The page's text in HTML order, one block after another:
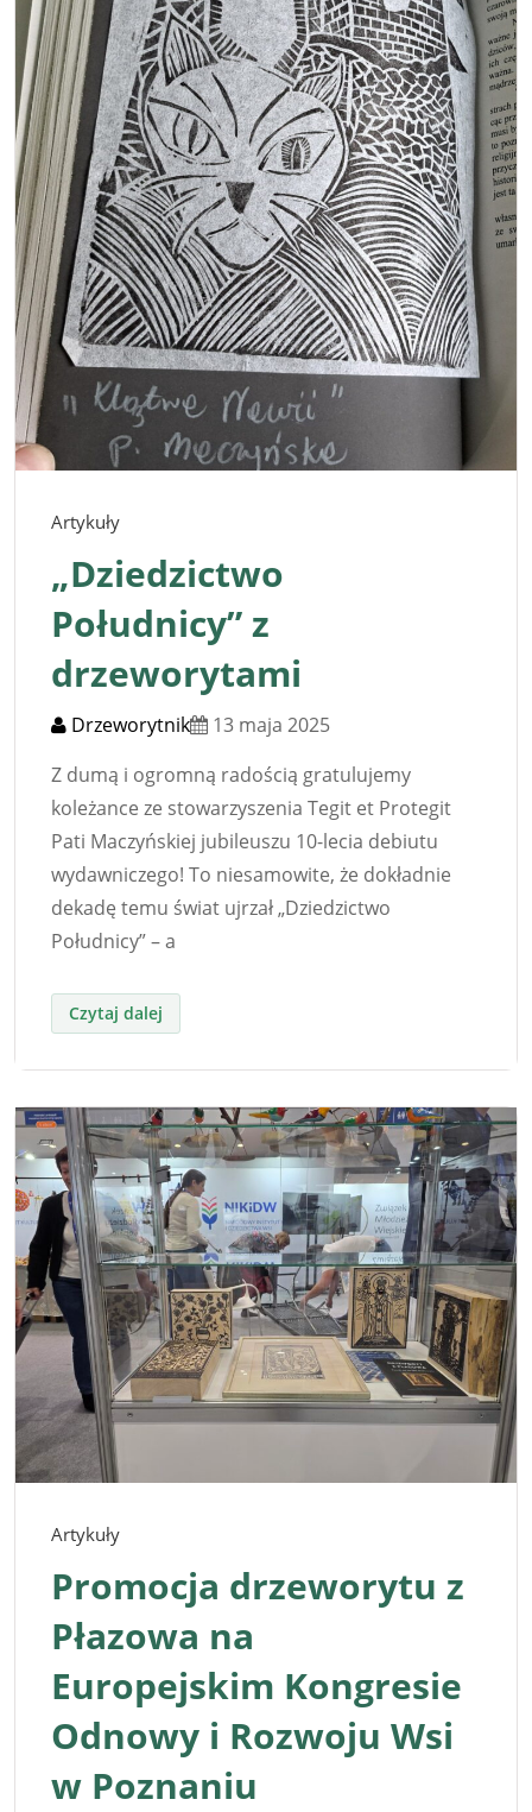
Artykuły
„Dziedzictwo
Południcy” z
drzeworytami
Drzeworytnik
13 maja 2025
Z dumą i ogromną radością gratulujemy
koleżance ze stowarzyszenia Tegit et Protegit
Pati Maczyńskiej jubileuszu 10-lecia debiutu
wydawniczego! To niesamowite, że dokładnie
dekadę temu świat ujrzał „Dziedzictwo
Południcy” – a
Artykuły
Promocja drzeworytu z
Płazowa na
Europejskim Kongresie
Odnowy i Rozwoju Wsi
w Poznaniu